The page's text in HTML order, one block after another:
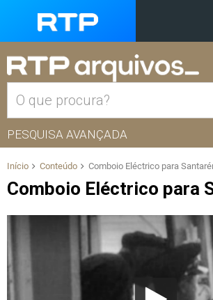
PESQUISA AVANÇADA
Início Conteúdo Comboio Eléctrico para
Comboio Eléctrico para